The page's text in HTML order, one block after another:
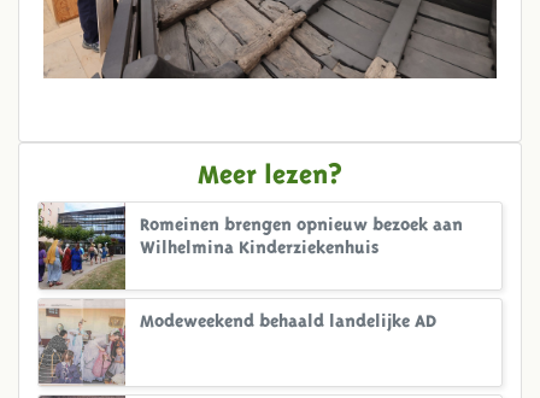
Meer lezen?
Romeinen brengen opnieuw bezoek aan
Wilhelmina Kinderziekenhuis
Modeweekend behaald landelijke AD